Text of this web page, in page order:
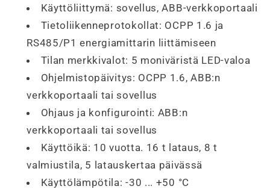
Käyttöliittymä: sovellus, ABB-verkkoportaali
Tietoliikenneprotokollat: OCPP 1.6 ja
RS485/P1 energiamittarin liittämiseen
Tilan merkkivalot: 5 moniväristä LED-valoa
Ohjelmistopäivitys: OCPP 1.6, ABB:n
verkkoportaali tai sovellus
Ohjaus ja konfigurointi: ABB:n
verkkoportaali tai sovellus
Käyttöikä: 10 vuotta. 16 t lataus, 8 t
valmiustila, 5 latauskertaa päivässä
Käyttölämpötila: -30 ... +50 °C